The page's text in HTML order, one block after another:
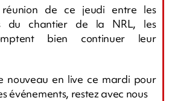
de ce jeudi entre les
du chantier de la NRL, les
bien continuer leur
nouveau en live ce mardi pour
événements, restez avec nous